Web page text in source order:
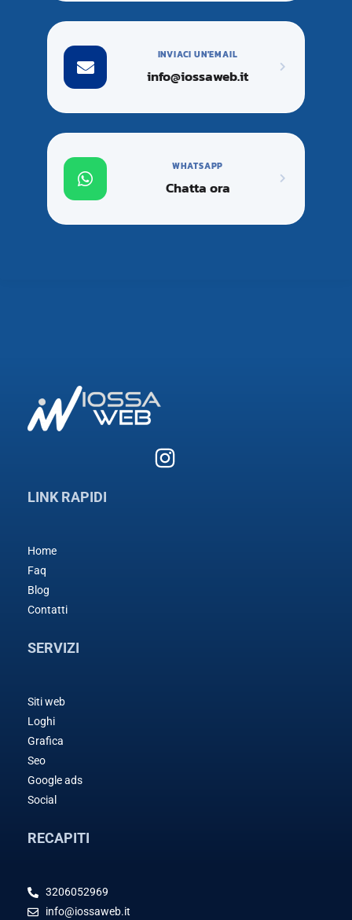
INVIACI UN'EMAIL
info@iossaweb.it
WHATSAPP
Chatta ora
LINK RAPIDI
Home
Faq
Blog
Contatti
SERVIZI
Siti web
Loghi
Grafica
Seo
Google ads
Social
RECAPITI
3206052969
info@iossaweb.it